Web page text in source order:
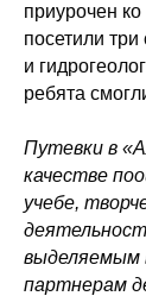
приурочен
посетили три
и
ребята
Путевки в
качестве
учебе,
выделяемым
партнерам